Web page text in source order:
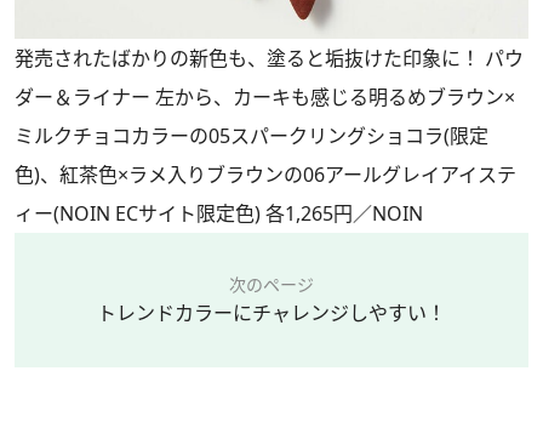
発売されたばかりの新色も、塗ると垢抜けた印象に！ パウ
ダー＆ライナー 左から、カーキも感じる明るめブラウン×
ミルクチョコカラーの05スパークリングショコラ(限定
色)、紅茶色×ラメ入りブラウンの06アールグレイアイステ
ィー(NOIN ECサイト限定色) 各1,265円／NOIN
次のページ
トレンドカラーにチャレンジしやすい！